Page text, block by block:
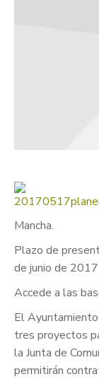
Mancha.
Plazo de
de junio de
Accede a las
El
tres proyectos
la Junta de
permitirán